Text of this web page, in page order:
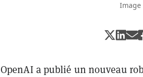
Image
OpenAI a publié un nouveau